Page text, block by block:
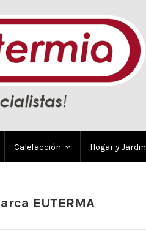
Calefacción Hogar y Jardin
EUTERMA